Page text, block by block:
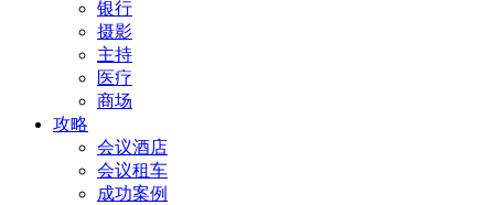
银行
摄影
主持
医疗
商场
攻略
会议酒店
会议租车
成功案例